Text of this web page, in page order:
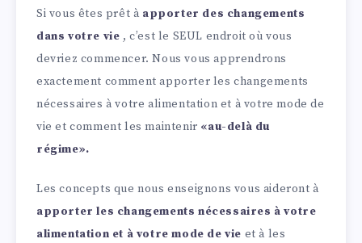
Si vous êtes prêt à apporter des changements
dans votre vie , c’est le SEUL endroit où vous
devriez commencer. Nous vous apprendrons
exactement comment apporter les changements
nécessaires à votre alimentation et à votre mode de
vie et comment les maintenir «au-delà du
régime».
Les concepts que nous enseignons vous aideront à
apporter les changements nécessaires à votre
alimentation et à votre mode de vie et à les